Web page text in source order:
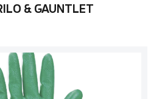
& GAUNTLET